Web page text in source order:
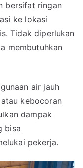
bersifat ringan
ke lokasi
Tidak diperlukan
membutuhkan
air jauh
kebocoran
dampak
bisa
pekerja.